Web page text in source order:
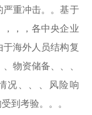
重冲击。。基于
，，各中央企业
于海外人员结构复
资储备、、、
况、、、风险响
到考验。。。